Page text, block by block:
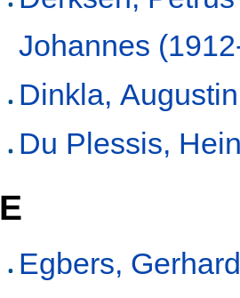
Johannes
Dinkla,
Du Plessis,
E
Egbers,